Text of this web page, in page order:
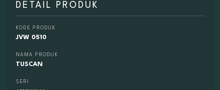
DETAIL PRODUK
KODE PRODUK
JVW 0510
NAMA PRODUK
TUSCAN
SERI